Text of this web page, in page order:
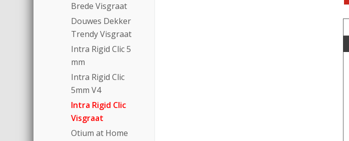
Brede Visgraat
Douwes Dekker
Trendy Visgraat
Intra Rigid Clic 5
mm
Intra Rigid Clic
5mm V4
Intra Rigid Clic
Visgraat
Otium at Home